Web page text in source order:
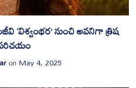
‘విశ్వంభర’ నుంచి అవనిగా త్రిష
పరిచయం
onMay 4, 2025